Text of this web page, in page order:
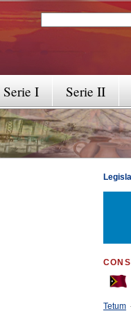
Search form
Serie II
Serie I
Tetum